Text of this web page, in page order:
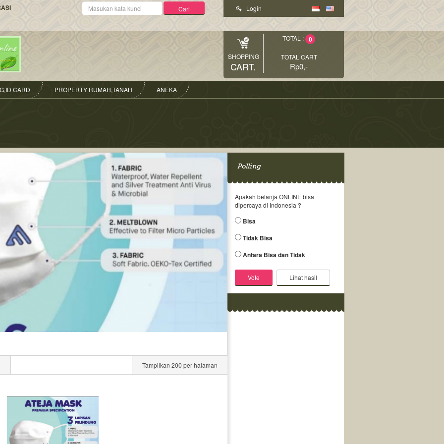
Kata
Kunci
Cari Login
SHOPPING
CART.
TOTAL : 0
TOTAL CART
Rp0,-
CARD PROPERTY RUMAH,TANAH ANEKA
Tampilkan 200 per halaman
Polling
Apakah belanja ONLINE bisa
dipercaya di Indonesia ?
Bisa
Tidak Bisa
Antara Bisa dan Tidak
Lihat hasil